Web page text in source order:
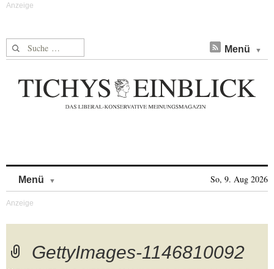
Suche nach: Menü
Menü So, 9. Aug 2026
GettyImages-1146810092